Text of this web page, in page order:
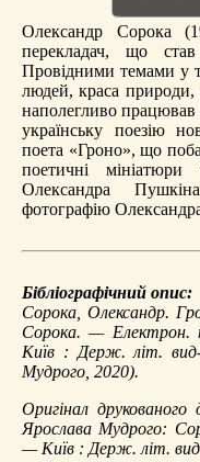
Олександр Сорока
перекладач, що став
Провідними темами у
людей, краса природи,
наполегливо
українську поезію
поета «Гроно», що
поетичні
Олександра
фотографію
Бібліографічний опис:
Сорока, Олександр.
Сорока. —
Київ : Держ. літ.
Мудрого, 2020).
Оригінал
Ярослава Мудрого:
— Київ : Держ. літ.